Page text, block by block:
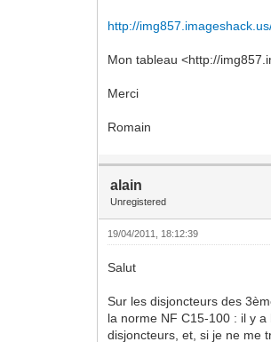
http://
Mon tableau <http://
Merci
Romain
alain
Unregistered
19/04/2011, 18:12:39
Salut
Sur les disjoncteurs des
la norme NF C15-100 : il y
disjoncteurs, et, si je ne me